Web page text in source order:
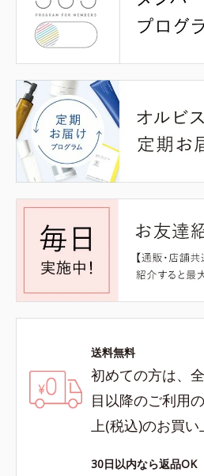
送料無料
初めての方は、
目以降のご利用
上(税込)のお買
30日以内なら返品OK